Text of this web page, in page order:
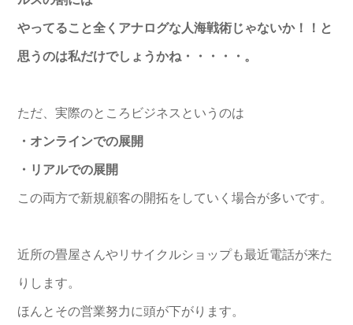
やってること全くアナログな人海戦術じゃないか！！ と
思うのは私だけでしょうかね・・・・・。
ただ、実際のところビジネスというのは
・オンラインでの展開
・リアルでの展開
この両方で新規顧客の開拓をしていく場合が多いです。
近所の畳屋さんやリサイクルショップも最近電話が来た
りします。
ほんとその営業努力に頭が下がります。